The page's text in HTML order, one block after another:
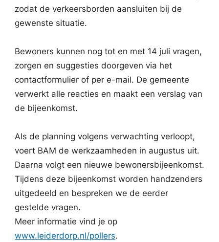
zodat de verkeersborden aansluiten bij de
gewenste situatie.
Bewoners kunnen nog tot en met 14 juli vragen,
zorgen en suggesties doorgeven via het
contactformulier of per e-mail. De gemeente
verwerkt alle reacties en maakt een verslag van
de bijeenkomst.
Als de planning volgens verwachting verloopt,
voert BAM de werkzaamheden in augustus uit.
Daarna volgt een nieuwe bewonersbijeenkomst.
Tijdens deze bijeenkomst worden handzenders
uitgedeeld en bespreken we de eerder
gestelde vragen.
Meer informatie vind je op
www.leiderdorp.nl/pollers.